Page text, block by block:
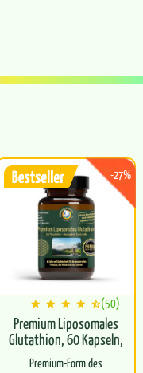
-27%
(50)
Premium Liposomales
Glutathion, 60 Kapseln,
vegan
Premium-Form des